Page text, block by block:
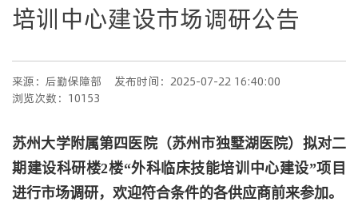
培训中心建设市场调研公告
来源：后勤保障部
发布时间：2025-07-22 16:40:00
浏览次数：10153
苏州大学附属第四医院（苏州市独墅湖医院）拟对二
期建设科研楼2楼“外科临床技能培训中心建设”项目
进行市场调研，欢迎符合条件的各供应商前来参加。